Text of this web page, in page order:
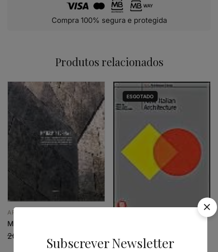
Compra 100% segura e protegida
Produtos relacionados
ARQUITECTURA
MATERIA Y FORMA II
20,38 €
ESGOTADO
NEW ITALIAN
ARCHITECTURE
Subscrever Newsletter